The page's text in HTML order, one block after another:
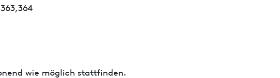
wie möglich stattfinden.